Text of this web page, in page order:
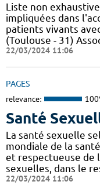
Liste non
impliquées dans
patients vivants avec
(Toulouse - 31)
22/03/2024 11:06
PAGES
relevance:
Santé
La santé sexuelle
mondiale de la
et respectueuse de
sexuelles, dans le
22/03/2024 11:06